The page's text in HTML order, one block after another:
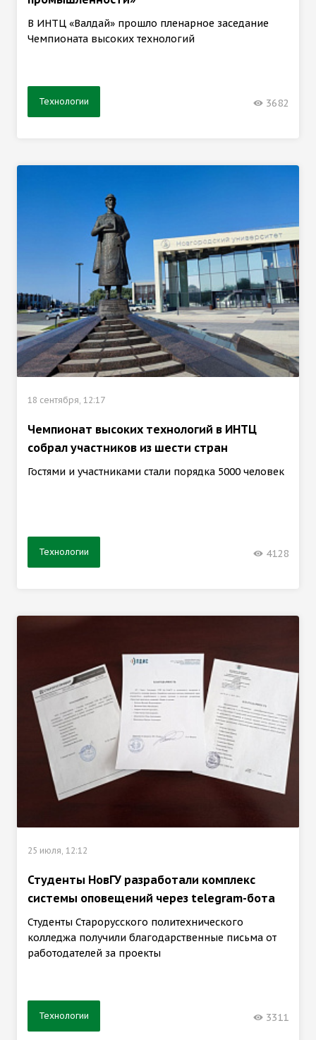
В ИНТЦ «Валдай» прошло пленарное заседание
Чемпионата высоких технологий
Технологии 3682
18 сентября, 12:17
Чемпионат высоких технологий в ИНТЦ
собрал участников из шести стран
Гостями и участниками стали порядка 5000 человек
Технологии 4128
25 июля, 12:12
Студенты НовГУ разработали комплекс
системы оповещений через telegram-бота
Студенты Старорусского политехнического
колледжа получили благодарственные письма от
работодателей за проекты
Технологии 3311